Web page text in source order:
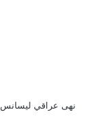
نهى عراقي ليسانس